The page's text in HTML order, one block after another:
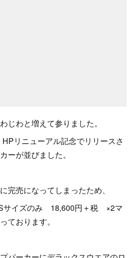
じわと増えて参りました。
リニューアル記念でリリースさ
ーが並びました。
完売になってしまったため、
イズのみ 18,600円＋税 ×2マ
おります。